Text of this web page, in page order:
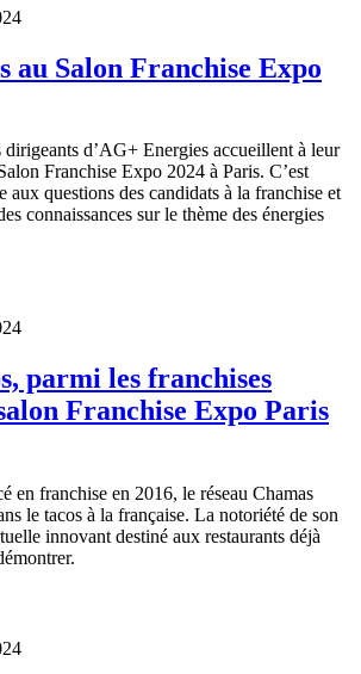
au Salon Franchise Expo
d’AG+ Energies accueillent à leur
Franchise Expo 2024 à Paris. C’est
aux questions des candidats à la franchise et
connaissances sur le thème des énergies
parmi les franchises
Franchise Expo Paris
en franchise en 2016, le réseau Chamas
le tacos à la française. La notoriété de son
innovant destiné aux restaurants déjà